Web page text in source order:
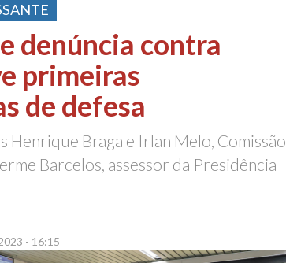
denúncia contra
primeiras
de defesa
Henrique Braga e Irlan Melo, Comissão
Barcelos, assessor da Presidência
- 16:15